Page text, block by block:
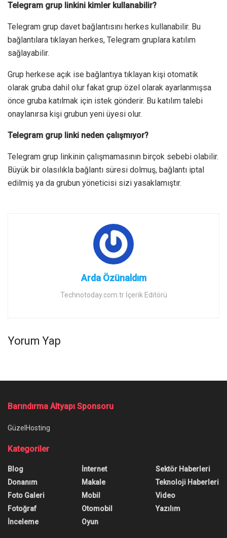
Telegram grup linkini kimler kullanabilir?
Telegram grup davet bağlantısını herkes kullanabilir. Bu
bağlantılara tıklayan herkes, Telegram gruplara katılım
sağlayabilir.
Grup herkese açık ise bağlantıya tıklayan kişi otomatik
olarak gruba dahil olur fakat grup özel olarak ayarlanmışsa
önce gruba katılmak için istek gönderir. Bu katılım talebi
onaylanırsa kişi grubun yeni üyesi olur.
Telegram grup linki neden çalışmıyor?
Telegram grup linkinin çalışmamasının birçok sebebi olabilir.
Büyük bir olasılıkla bağlantı süresi dolmuş, bağlantı iptal
edilmiş ya da grubun yöneticisi sizi yasaklamıştır.
Arda Özünaldım
Technotoday.com.tr İçerik Editörü
Yorum Yap
Barındırma Altyapı Sponsoru
GüzelHosting
Kategoriler
Blog
Donanım
Foto Galeri
Fotoğraf
İnceleme
İnternet
Makale
Mobil
Otomobil
Oyun
Sektör Haberleri
Teknoloji Haberleri
Video
Yazılım